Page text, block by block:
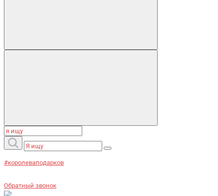
#королеваподарков
Обратный звонок